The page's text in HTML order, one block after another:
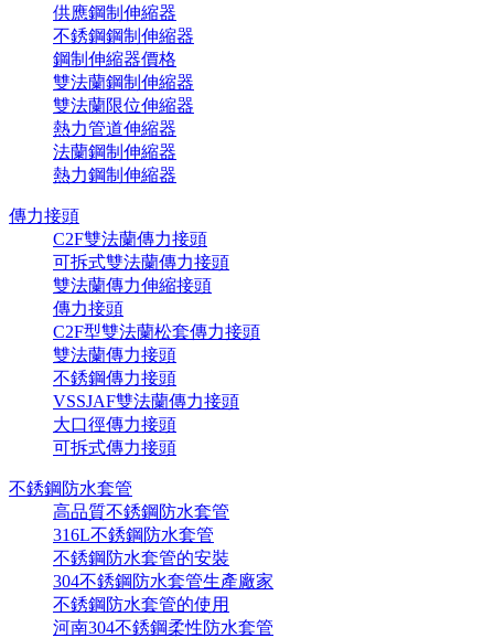
供應鋼制伸縮器
不銹鋼鋼制伸縮器
鋼制伸縮器價格
雙法蘭鋼制伸縮器
雙法蘭限位伸縮器
熱力管道伸縮器
法蘭鋼制伸縮器
熱力鋼制伸縮器
傳力接頭
C2F雙法蘭傳力接頭
可拆式雙法蘭傳力接頭
雙法蘭傳力伸縮接頭
傳力接頭
C2F型雙法蘭松套傳力接頭
雙法蘭傳力接頭
不銹鋼傳力接頭
VSSJAF雙法蘭傳力接頭
大口徑傳力接頭
可拆式傳力接頭
不銹鋼防水套管
高品質不銹鋼防水套管
316L不銹鋼防水套管
不銹鋼防水套管的安裝
304不銹鋼防水套管生產廠家
不銹鋼防水套管的使用
河南304不銹鋼柔性防水套管